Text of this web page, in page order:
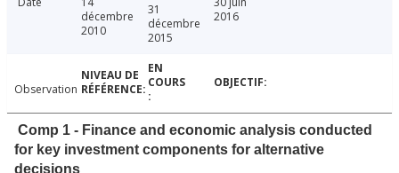
décembre
2010
31
décembre
2015
2016
Observation
Comp 1 - Finance and economic analysis conducted
for key investment components for alternative
decisions